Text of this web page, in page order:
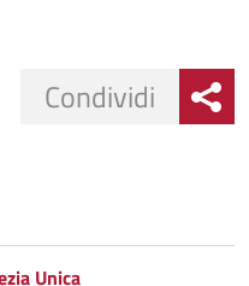
Condividi
Unica